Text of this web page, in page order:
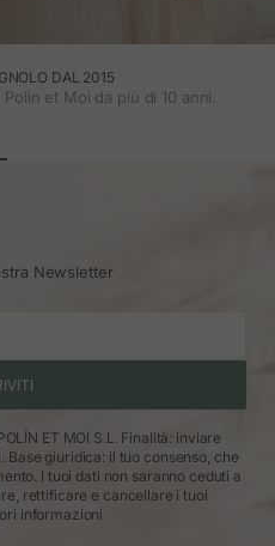
DAL 2015
et Moi da più di 10 anni.
Newsletter
ET MOI S.L. Finalità: inviare
giuridica: il tuo consenso, che
I tuoi dati non saranno ceduti a
rettificare e cancellare i tuoi
informazioni